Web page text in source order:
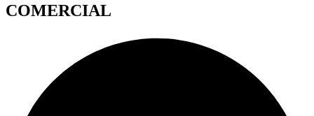
COMERCIAL